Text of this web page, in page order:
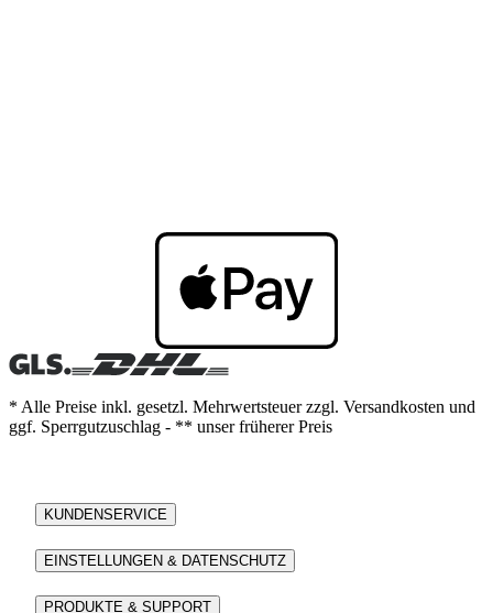
* Alle Preise inkl. gesetzl. Mehrwertsteuer zzgl. Versandkosten und
ggf. Sperrgutzuschlag - ** unser früherer Preis
KUNDENSERVICE
EINSTELLUNGEN & DATENSCHUTZ
PRODUKTE & SUPPORT